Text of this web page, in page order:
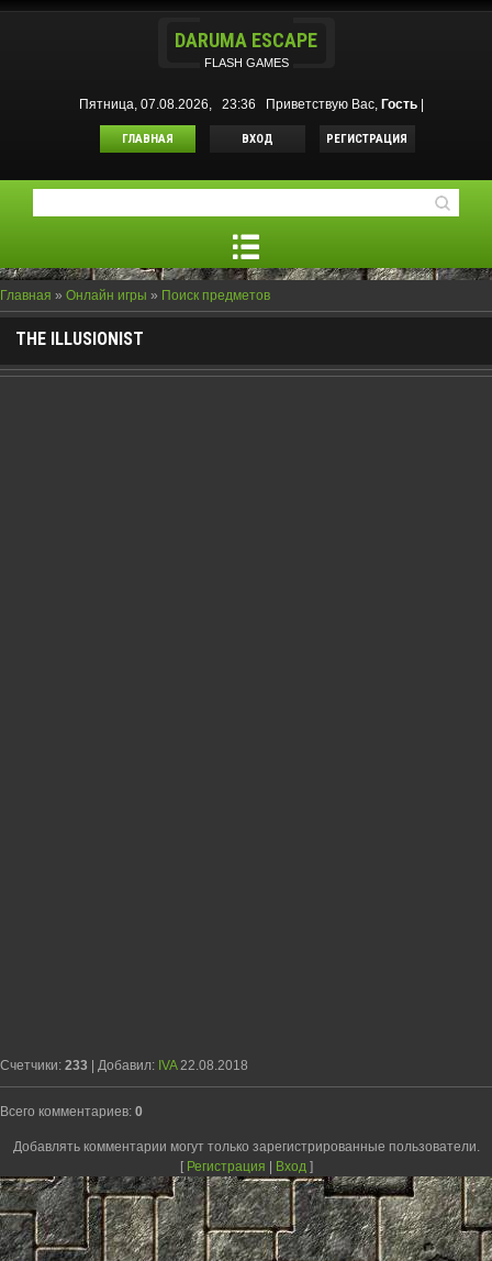
DARUMA ESCAPE
FLASH GAMES
Пятница, 07.08.2026, 23:36 Приветствую Вас, Гость
ГЛАВНАЯ ВХОД РЕГИСТРАЦИЯ
Главная » Онлайн игры » Поиск предметов
THE ILLUSIONIST
Счетчики: 233 Добавил: IVA22.08.2018
Всего комментариев: 0
Добавлять комментарии могут только зарегистрированные пользователи.
[ Регистрация Вход]